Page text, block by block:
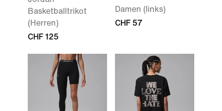
Basketballtrikot
(Herren)
CHF 125
Damen (links)
CHF 57